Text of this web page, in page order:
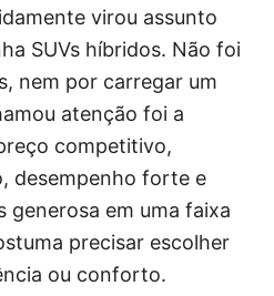
virou assunto
SUVs híbridos. Não foi
nem por carregar um
atenção foi a
competitivo,
desempenho forte e
generosa em uma faixa
precisar escolher
ou conforto.